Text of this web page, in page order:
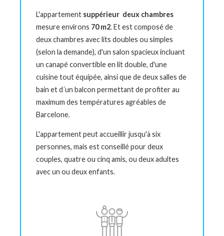
L'appartement suppérieur deux chambres
mesure environs 70 m2. Et est composé de
deux chambres avec lits doubles ou simples
(selon la demande), d'un salon spacieux incluant
un canapé convertible en lit double, d'une
cuisine tout équipée, ainsi que de deux salles de
bain et d´un balcon permettant de profiter au
maximum des températures agréables de
Barcelone.
L'appartement peut accueillir jusqu'à six
personnes, mais est conseillé pour deux
couples,quatreou cinq amis, ou deux adultes
avec un ou deux enfants.